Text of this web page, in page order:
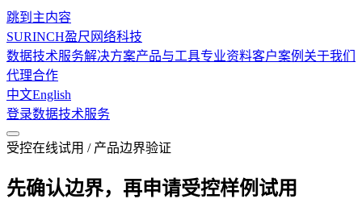
跳到主内容
SURINCH盈尺网络科技
数据技术服务解决方案产品与工具专业资料客户案例 关于我们
代理合作
中文English
登录数据技术服务
受控在线试用 / 产品边界验证
先确认边界，再申请受控样例试用